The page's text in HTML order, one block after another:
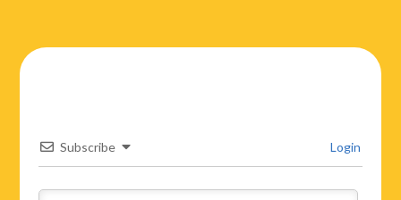
Subscribe Login